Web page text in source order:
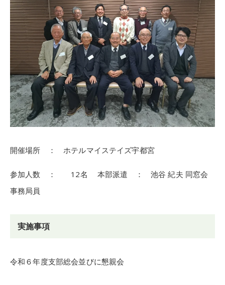
開催場所 ： ホテルマイステイズ宇都宮
参加人数 ： 12名 本部派遣 ： 池谷 紀夫 同窓会
事務局員
実施事項
令和６年度支部総会並びに懇親会